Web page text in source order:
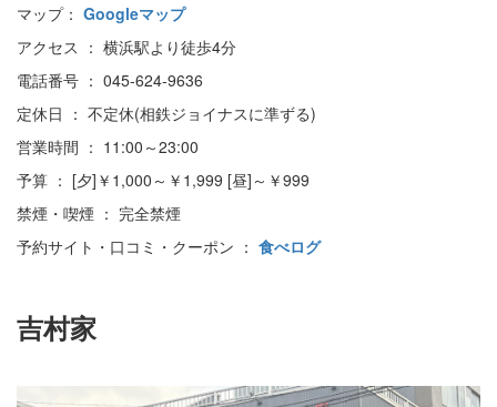
マップ： Googleマップ
アクセス ： 横浜駅より徒歩4分
電話番号 ： 045-624-9636
定休日 ： 不定休(相鉄ジョイナスに準ずる)
営業時間 ： 11:00～23:00
予算 ： [夕]￥1,000～￥1,999 [昼]～￥999
禁煙・喫煙 ： 完全禁煙
予約サイト・口コミ・クーポン ： 食べログ
吉村家